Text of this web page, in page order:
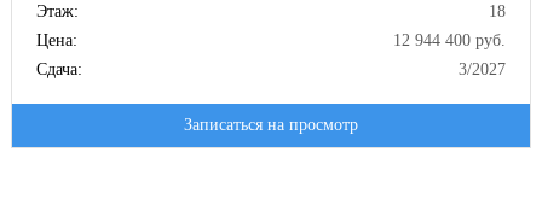
Этаж:
18
Цена:
12 944 400 руб.
Сдача:
3/2027
Записаться на просмотр